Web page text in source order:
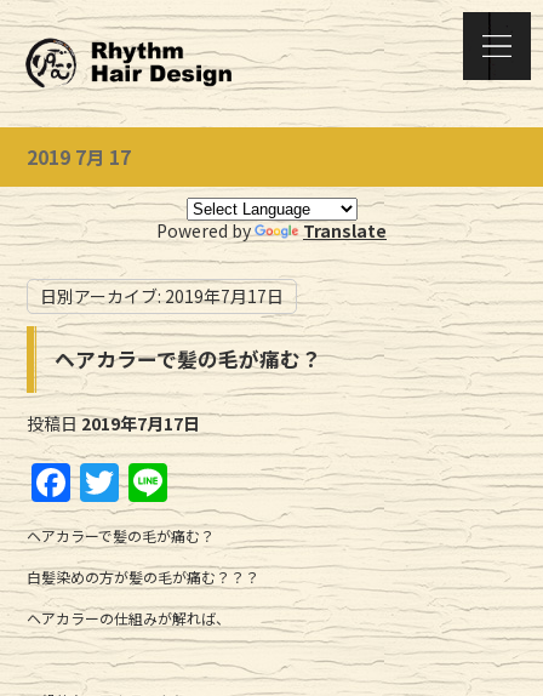
2019 7月 17
Powered by Translate
日別アーカイブ:2019年7月17日
ヘアカラーで髪の毛が痛む？
投稿日2019年7月17日
F
a
c
e
b
o
T
w
it
te
r
Li
n
e
ヘアカラーで髪の毛が痛む？
白髪染めの方が髪の毛が痛む？？？
ヘアカラーの仕組みが解れば、